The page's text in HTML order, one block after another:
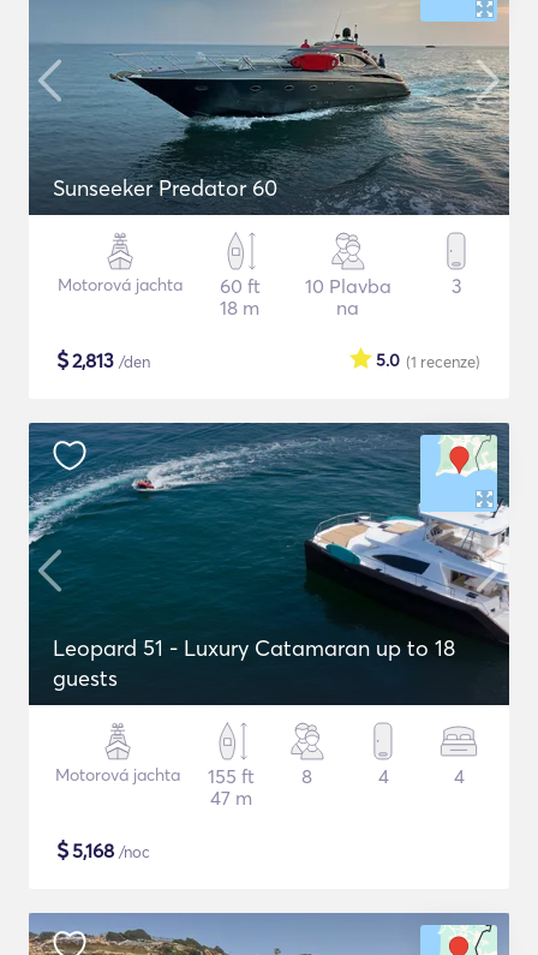
Sunseeker Predator 60
Motorová jachta
60 ft
18 m
10 Plavba
na
3
$2,813 /den (1 recenze)
5.0
Leopard 51 - Luxury Catamaran up to 18
guests
Motorová jachta
155 ft
47 m
8 4 4
$5,168 /noc